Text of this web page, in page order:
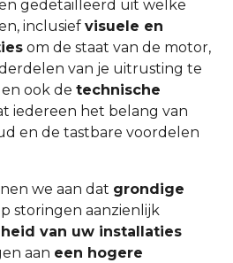
gedetailleerd uit welke
inclusief visuele en
om de staat van de motor,
van je uitrusting te
ook de technische
iedereen het belang van
en de tastbare voordelen
we aan dat grondige
storingen aanzienlijk
van uw installaties
aan een hogere